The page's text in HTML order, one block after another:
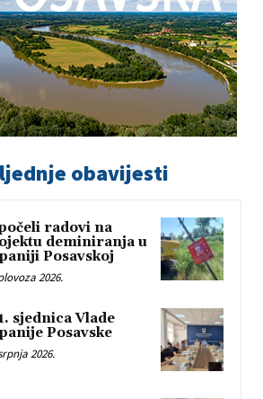
obavijesti
radovi na
deminiranja u
Posavskoj
2026.
sjednica Vlade
Posavske
2026.